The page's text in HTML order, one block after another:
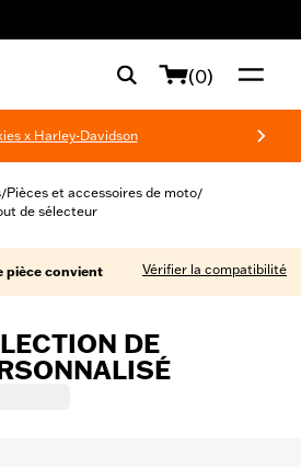
(0)
x Harley-Davidson
/Pièces et accessoires de moto/
de sélecteur
pièce convient Vérifier la compatibilité
DE